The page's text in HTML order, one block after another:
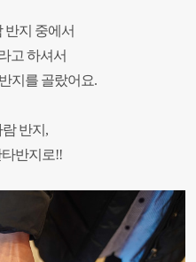
반지 중에서
고 하셔서
지를 골랐어요.
반지,
반지로!!